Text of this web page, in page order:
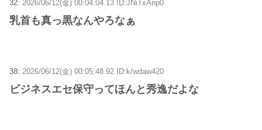
32: 2026/06/12(金) 00:04:04.13 ID:JNiTxAnp0
乳首も真っ黒なんやろなぁ
38: 2026/06/12(金) 00:05:48.92 ID:k/wdaw420
ビジネスエセ保守ってほんと秀逸だよな